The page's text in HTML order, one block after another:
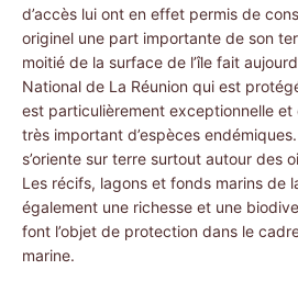
d’accès lui ont en effet permis de
originel une part importante de son
moitié de la surface de l’île fait
National de La Réunion qui est
est particulièrement exceptionnelle et
très important d’espèces
s’oriente sur terre surtout autour des
Les récifs, lagons et fonds marins de
également une richesse et une
font l’objet de protection dans le
marine.